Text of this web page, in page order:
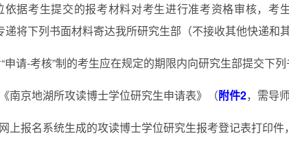
依据考生提交的报考材料对考生进行准考资格审核，考
递将下列书面材料寄达我所研究生部（不接收其他快递和
申请-考核”制的考生应在规定的期限内向研究生部提交下列
《南京地湖所攻读博士学位研究生申请表》（附件2，需导
网上报名系统生成的攻读博士学位研究生报考登记表打印